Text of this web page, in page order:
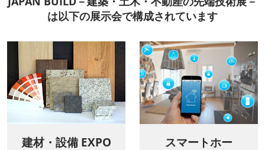
は以下の展示会で構成されています
建材・設備 EXPO スマートホー